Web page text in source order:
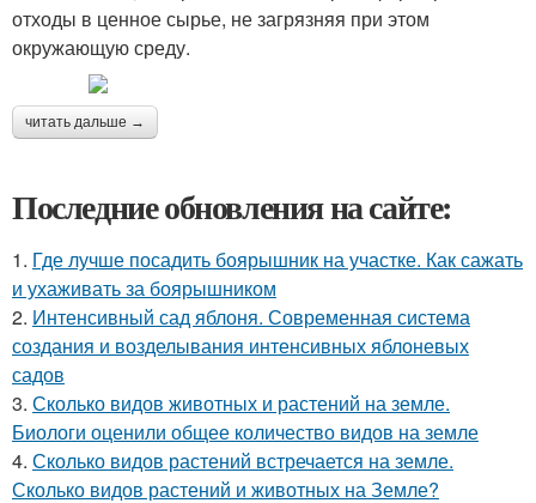
отходы в ценное сырье, не загрязняя при этом
окружающую среду.
читать дальше →
Последние обновления на сайте:
1. Где лучше посадить боярышник на участке. Как сажать
и ухаживать за боярышником
2. Интенсивный сад яблоня. Современная система
создания и возделывания интенсивных яблоневых
садов
3. Сколько видов животных и растений на земле.
Биологи оценили общее количество видов на земле
4. Сколько видов растений встречается на земле.
Сколько видов растений и животных на Земле?